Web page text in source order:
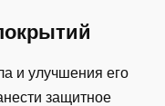
и улучшения его
защитное